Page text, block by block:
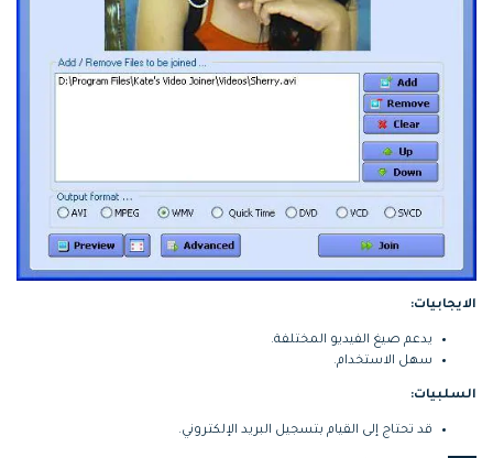
الايجابيات:
يدعم صيغ الفيديو المختلفة.
سهل الاستخدام.
السلبيات:
قد تحتاج إلى القيام بتسجيل البريد الإلكتروني.